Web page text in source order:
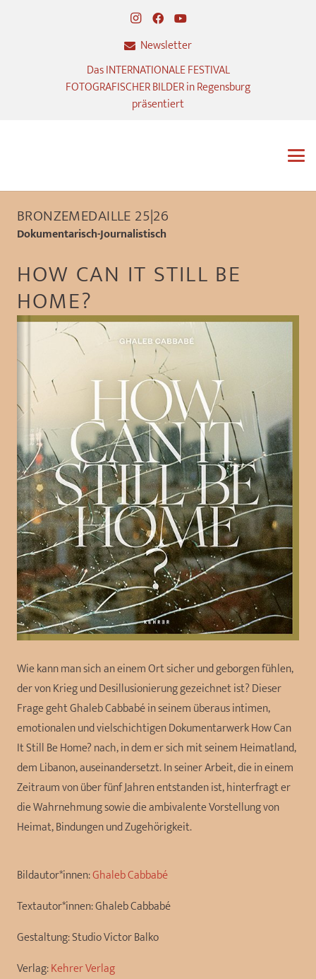
Newsletter
Das INTERNATIONALE FESTIVAL
FOTOGRAFISCHER BILDER in Regensburg
präsentiert
BRONZEMEDAILLE 25|26
Dokumentarisch-Journalistisch
HOW CAN IT STILL BE
HOME?
Wie kann man sich an einem Ort sicher und geborgen fühlen,
der von Krieg und Desillusionierung gezeichnet ist? Dieser
Frage geht Ghaleb Cabbabé in seinem überaus intimen,
emotionalen und vielschichtigen Dokumentarwerk How Can
It Still Be Home? nach, in dem er sich mit seinem Heimatland,
dem Libanon, auseinandersetzt. In seiner Arbeit, die in einem
Zeitraum von über fünf Jahren entstanden ist, hinterfragt er
die Wahrnehmung sowie die ambivalente Vorstellung von
Heimat, Bindungen und Zugehörigkeit.
Bildautor*innen:Ghaleb Cabbabé
Textautor*innen:Ghaleb Cabbabé
Gestaltung:Studio Victor Balko
Verlag:Kehrer Verlag